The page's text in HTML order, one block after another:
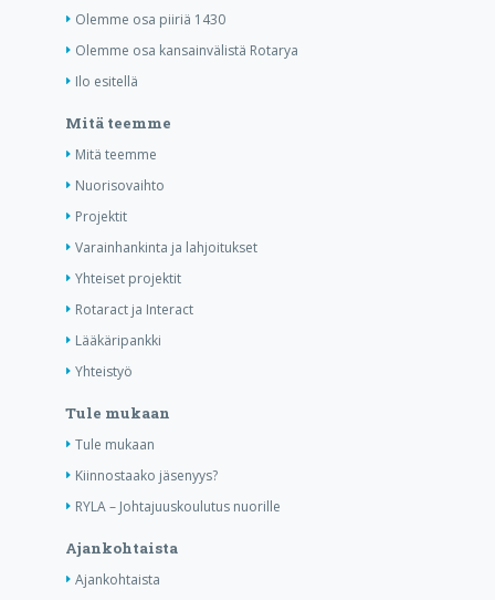
Olemme osa piiriä 1430
Olemme osa kansainvälistä Rotarya
Ilo esitellä
Mitä teemme
Mitä teemme
Nuorisovaihto
Projektit
Varainhankinta ja lahjoitukset
Yhteiset projektit
Rotaract ja Interact
Lääkäripankki
Yhteistyö
Tule mukaan
Tule mukaan
Kiinnostaako jäsenyys?
RYLA – Johtajuuskoulutus nuorille
Ajankohtaista
Ajankohtaista